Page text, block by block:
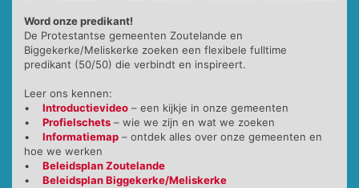
Word onze predikant!
De Protestantse gemeenten Zoutelande en
Biggekerke/Meliskerke zoeken een flexibele fulltime
predikant (50/50) die verbindt en inspireert.
Leer ons kennen:
• Introductievideo – een kijkje in onze gemeenten
• Profielschets – wie we zijn en wat we zoeken
• Informatiemap – ontdek alles over onze gemeenten en
hoe we werken
• Beleidsplan Zoutelande
• Beleidsplan Biggekerke/Meliskerke